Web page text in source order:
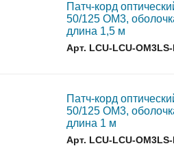
Патч-корд
50/125 OM3,
длина 1,5 м
Арт. LCU-LCU-
Патч-корд
50/125 OM3,
длина 1 м
Арт. LCU-LCU-